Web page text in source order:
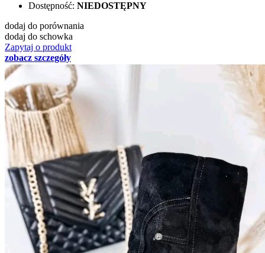
Dostępność: NIEDOSTĘPNY
dodaj do porównania
dodaj do schowka
Zapytaj o produkt
zobacz szczegóły